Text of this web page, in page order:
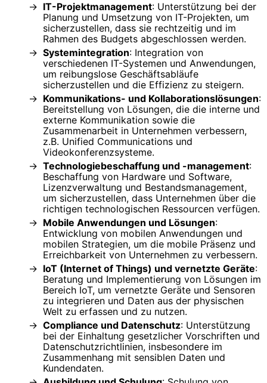
IT-Projektmanagement: Unterstützung bei der
Planung und Umsetzung von IT-Projekten, um
sicherzustellen, dass sie rechtzeitig und im
Rahmen des Budgets abgeschlossen werden.
Systemintegration: Integration von
verschiedenen IT-Systemen und Anwendungen,
um reibungslose Geschäftsabläufe
sicherzustellen und die Effizienz zu steigern.
Kommunikations- und Kollaborationslösungen:
Bereitstellung von Lösungen, die die interne und
externe Kommunikation sowie die
Zusammenarbeit in Unternehmen verbessern,
z.B. Unified Communications und
Videokonferenzsysteme.
Technologiebeschaffung und -management:
Beschaffung von Hardware und Software,
Lizenzverwaltung und Bestandsmanagement,
um sicherzustellen, dass Unternehmen über die
richtigen technologischen Ressourcen verfügen.
Mobile Anwendungen und Lösungen:
Entwicklung von mobilen Anwendungen und
mobilen Strategien, um die mobile Präsenz und
Erreichbarkeit von Unternehmen zu verbessern.
IoT (Internet of Things) und vernetzte Geräte:
Beratung und Implementierung von Lösungen im
Bereich IoT, um vernetzte Geräte und Sensoren
zu integrieren und Daten aus der physischen
Welt zu erfassen und zu nutzen.
Compliance und Datenschutz: Unterstützung
bei der Einhaltung gesetzlicher Vorschriften und
Datenschutzrichtlinien, insbesondere im
Zusammenhang mit sensiblen Daten und
Kundendaten.